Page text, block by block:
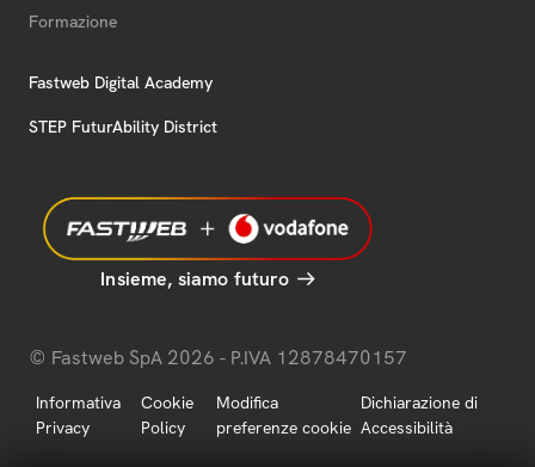
Formazione
Fastweb Digital Academy
STEP FuturAbility District
Insieme, siamo futuro
© Fastweb SpA 2026 - P.IVA 12878470157
Informativa
Privacy
Cookie
Policy
Modifica
preferenze cookie
Dichiarazione di
Accessibilità